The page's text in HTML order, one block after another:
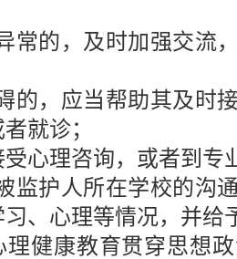
常的，及时加强交流
的，应当帮助其及时
就诊；
心理咨询，或者到专
监护人所在学校的沟
、心理等情况，并给
健康教育贯穿思想